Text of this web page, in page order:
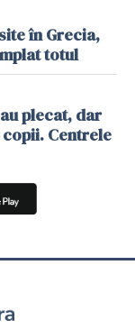
în Grecia,
totul
plecat, dar
copii. Centrele